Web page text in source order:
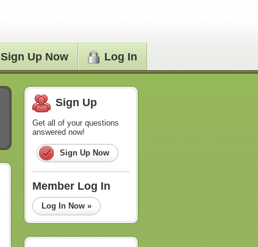
Sign Up Now Log In
Sign Up
Get all of your questions
answered now!
Sign Up Now
Member Log In
Log In Now »